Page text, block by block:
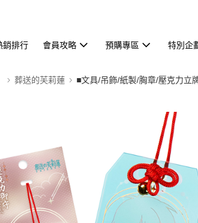
銷排行 會員攻略 預購專區 特別企
葬送的芙莉蓮 ■文具/吊飾/紙製/胸章/壓克力立